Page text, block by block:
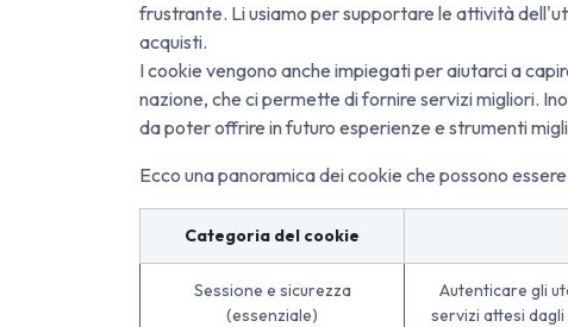
frustrante. Li usiamo per supportare le attività
acquisti.
I cookie vengono anche impiegati per aiutarci a
nazione, che ci permette di fornire servizi migliori.
da poter offrire in futuro esperienze e strumenti
Ecco una panoramica dei cookie che possono
Categoria del cookie
Sessione e sicurezza
(essenziale)
Autenticare gli
servizi attesi